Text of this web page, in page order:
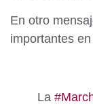
En otro
importantes
La